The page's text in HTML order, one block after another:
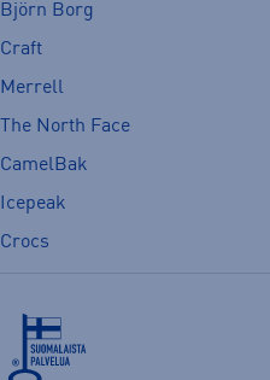
Björn Borg
Craft
Merrell
The North Face
CamelBak
Icepeak
Crocs